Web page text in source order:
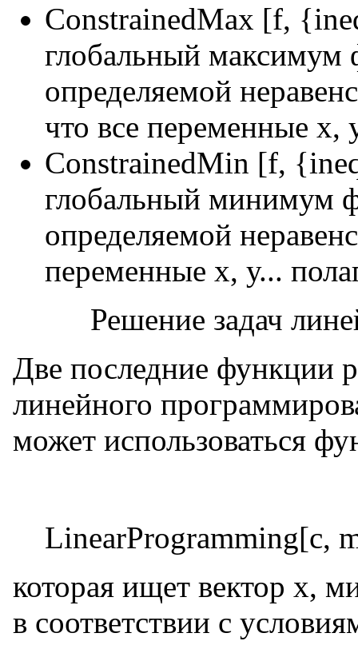
ConstrainedMax [f,
глобальный максимум
определяемой
что все переменные х,
ConstrainedMin [f,
глобальный минимум
определяемой
переменные х, у...
Решение задач
Две последние функции
линейного
может использоваться
LinearProgramming[с,
которая ищет вектор х,
в соответствии с